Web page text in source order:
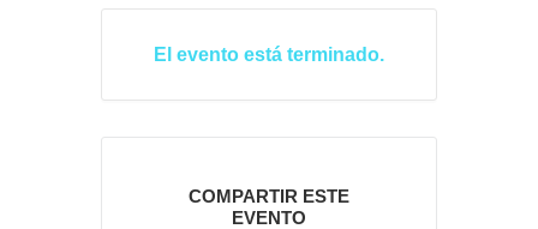
El evento está terminado.
COMPARTIR ESTE
EVENTO